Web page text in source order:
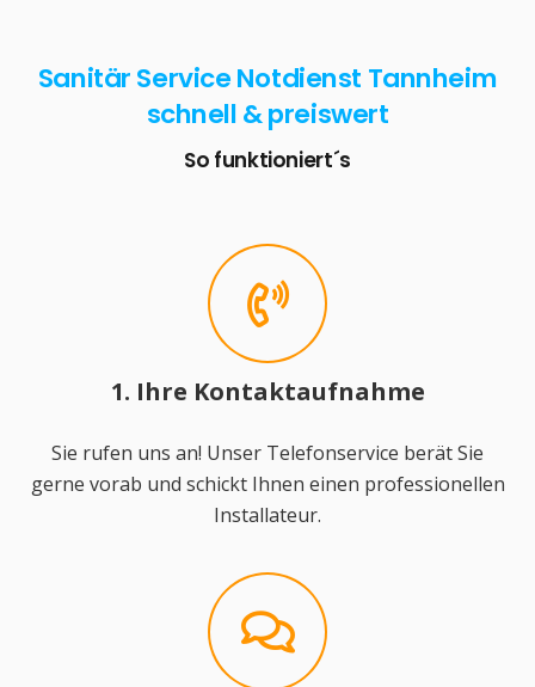
Sanitär Service Notdienst Tannheim
schnell & preiswert
So funktioniert´s
1. Ihre Kontaktaufnahme
Sie rufen uns an! Unser Telefonservice berät Sie
gerne vorab und schickt Ihnen einen professionellen
Installateur.